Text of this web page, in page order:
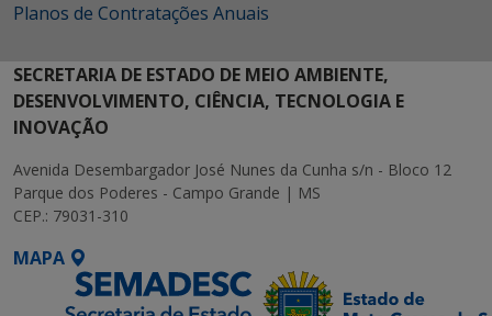
Planos de Contratações Anuais
SECRETARIA DE ESTADO DE MEIO AMBIENTE,
DESENVOLVIMENTO, CIÊNCIA, TECNOLOGIA E
INOVAÇÃO
Avenida Desembargador José Nunes da Cunha s/n - Bloco 12
Parque dos Poderes - Campo Grande | MS
CEP.: 79031-310
MAPA